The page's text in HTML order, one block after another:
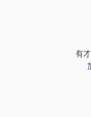
有